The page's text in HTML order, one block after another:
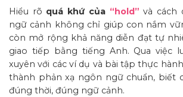
Hiểu rõ quá khứ của“hold” và cách
ngữ cảnh không chỉ giúp con nắm
còn mở rộng khả năng diễn đạt tự
giao tiếp bằng tiếng Anh. Qua việc
xuyên với các ví dụ và bài tập thực
thành phản xạ ngôn ngữ chuẩn, biết
đúng thời, đúng ngữ cảnh.